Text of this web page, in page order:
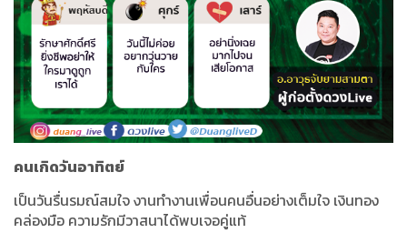
คนเกิดวันอาทิตย์
เป็นวันรื่นรมณ์สมใจ งานทำงานเพื่อนคนอื่นอย่างเต็มใจ เงินทอง
คล่องมือ ความรักมีวาสนาได้พบเจอคู่แท้